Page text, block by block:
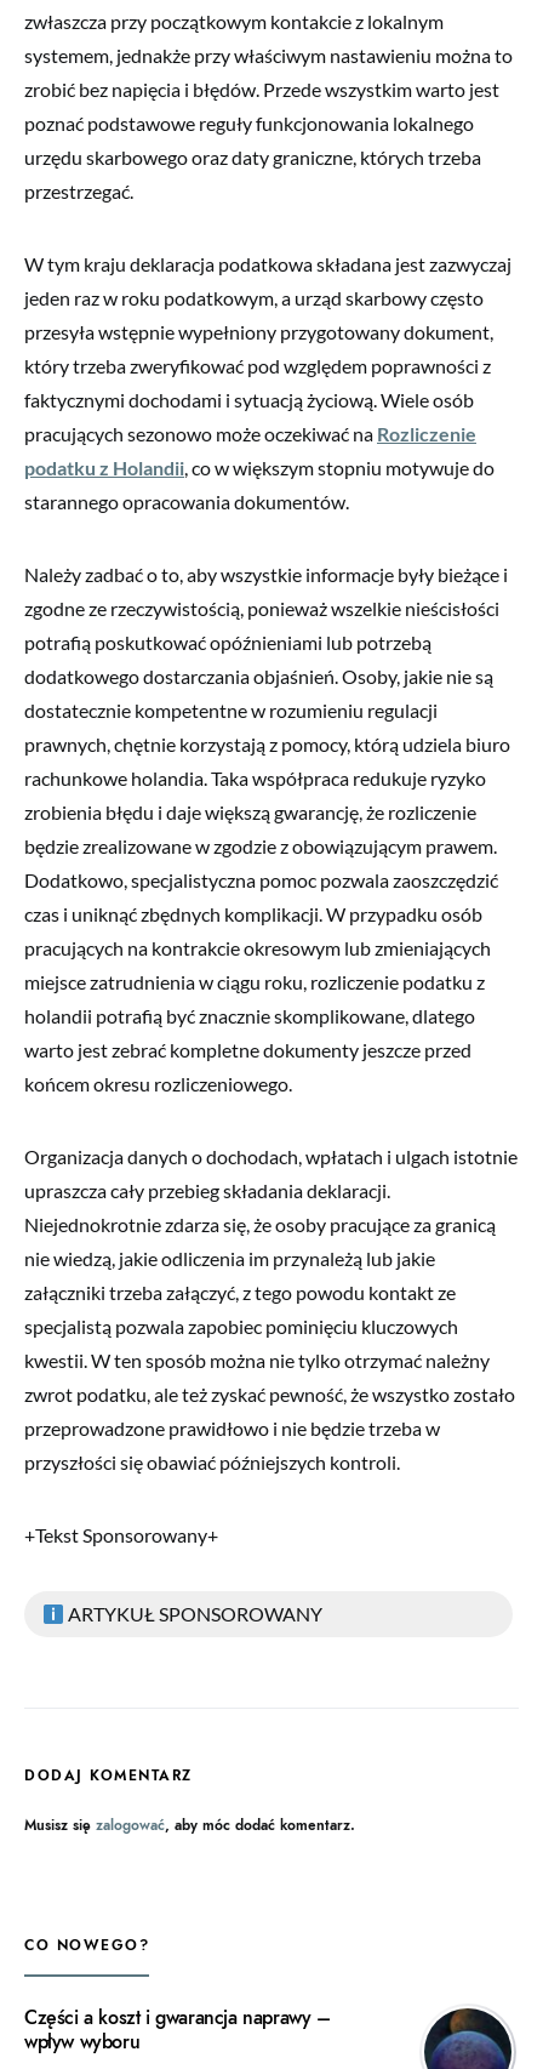
zwłaszcza przy początkowym kontakcie z lokalnym
systemem, jednakże przy właściwym nastawieniu można to
zrobić bez napięcia i błędów. Przede wszystkim warto jest
poznać podstawowe reguły funkcjonowania lokalnego
urzędu skarbowego oraz daty graniczne, których trzeba
przestrzegać.
W tym kraju deklaracja podatkowa składana jest zazwyczaj
jeden raz w roku podatkowym, a urząd skarbowy często
przesyła wstępnie wypełniony przygotowany dokument,
który trzeba zweryfikować pod względem poprawności z
faktycznymi dochodami i sytuacją życiową. Wiele osób
pracujących sezonowo może oczekiwać na Rozliczenie
podatku z Holandii, co w większym stopniu motywuje do
starannego opracowania dokumentów.
Należy zadbać o to, aby wszystkie informacje były bieżące i
zgodne ze rzeczywistością, ponieważ wszelkie nieścisłości
potrafią poskutkować opóźnieniami lub potrzebą
dodatkowego dostarczania objaśnień. Osoby, jakie nie są
dostatecznie kompetentne w rozumieniu regulacji
prawnych, chętnie korzystają z pomocy, którą udziela biuro
rachunkowe holandia. Taka współpraca redukuje ryzyko
zrobienia błędu i daje większą gwarancję, że rozliczenie
będzie zrealizowane w zgodzie z obowiązującym prawem.
Dodatkowo, specjalistyczna pomoc pozwala zaoszczędzić
czas i uniknąć zbędnych komplikacji. W przypadku osób
pracujących na kontrakcie okresowym lub zmieniających
miejsce zatrudnienia w ciągu roku, rozliczenie podatku z
holandii potrafią być znacznie skomplikowane, dlatego
warto jest zebrać kompletne dokumenty jeszcze przed
końcem okresu rozliczeniowego.
Organizacja danych o dochodach, wpłatach i ulgach istotnie
upraszcza cały przebieg składania deklaracji.
Niejednokrotnie zdarza się, że osoby pracujące za granicą
nie wiedzą, jakie odliczenia im przynależą lub jakie
załączniki trzeba załączyć, z tego powodu kontakt ze
specjalistą pozwala zapobiec pominięciu kluczowych
kwestii. W ten sposób można nie tylko otrzymać należny
zwrot podatku, ale też zyskać pewność, że wszystko zostało
przeprowadzone prawidłowo i nie będzie trzeba w
przyszłości się obawiać późniejszych kontroli.
+Tekst Sponsorowany+
ARTYKUŁ SPONSOROWANY
DODAJ KOMENTARZ
Musisz się zalogować, aby móc dodać komentarz.
CO NOWEGO?
Części a koszt i gwarancja naprawy –
wpływ wyboru